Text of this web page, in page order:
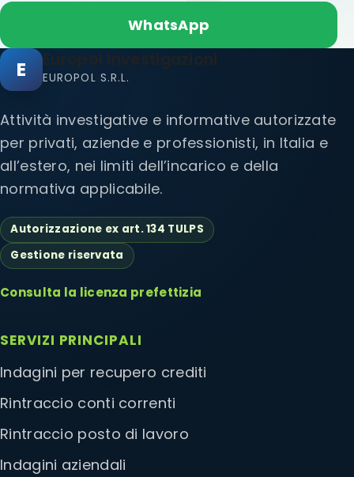
WhatsApp
E Europol Investigazioni
EUROPOL S.R.L.
Attività investigative e informative autorizzate
per privati, aziende e professionisti, in Italia e
all’estero, nei limiti dell’incarico e della
normativa applicabile.
Autorizzazione ex art. 134 TULPS
Gestione riservata
Consulta la licenza prefettizia
SERVIZI PRINCIPALI
Indagini per recupero crediti
Rintraccio conti correnti
Rintraccio posto di lavoro
Indagini aziendali